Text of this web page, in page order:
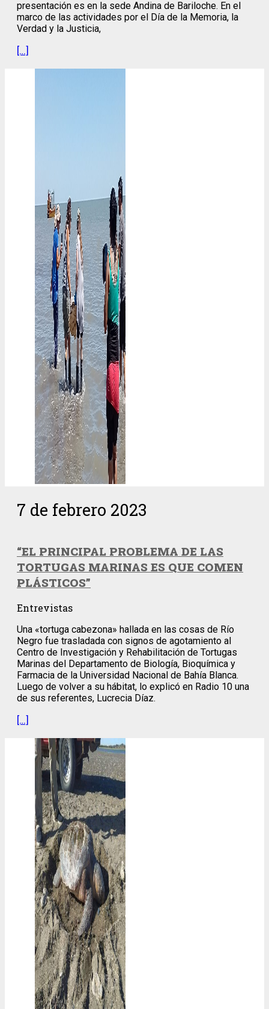
presentación es en la sede Andina de Bariloche. En el
marco de las actividades por el Día de la Memoria, la
Verdad y la Justicia,
[…]
7 de febrero 2023
“EL PRINCIPAL PROBLEMA DE LAS
TORTUGAS MARINAS ES QUE COMEN
PLÁSTICOS”
Entrevistas
Una «tortuga cabezona» hallada en las cosas de Río
Negro fue trasladada con signos de agotamiento al
Centro de Investigación y Rehabilitación de Tortugas
Marinas del Departamento de Biología, Bioquímica y
Farmacia de la Universidad Nacional de Bahía Blanca.
Luego de volver a su hábitat, lo explicó en Radio 10 una
de sus referentes, Lucrecia Díaz.
[…]